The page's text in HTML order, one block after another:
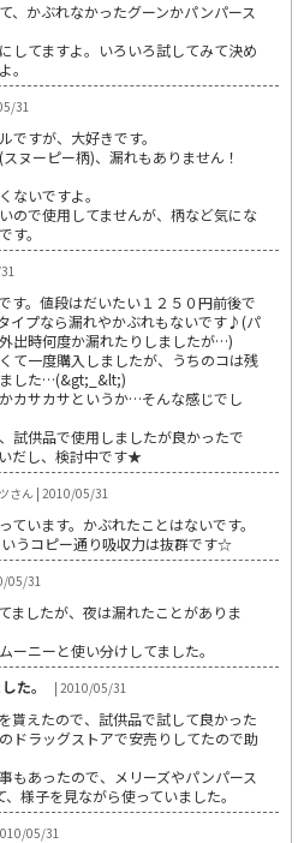
、かぶれなかったグーンかパンパース
してますよ。いろいろ試してみて決め
。
31
ですが、大好きです。
ヌーピー柄)、漏れもありません！
ないですよ。
ので使用してませんが、柄など気にな
す。
す。値段はだいたい１２５０円前後で
イプなら漏れやかぶれもないです♪(パ
出時何度か漏れたりしましたが…)
て一度購入しましたが、うちのコは残
した…(&gt;_&lt;)
カサカサというか…そんな感じでし
試供品で使用しましたが良かったで
だし、検討中です★
さん | 2010/05/31
ています。かぶれたことはないです。
うコピー通り吸収力は抜群です☆
05/31
ましたが、夜は漏れたことがありま
ーニーと使い分けしてました。
た。
| 2010/05/31
貰えたので、試供品で試して良かった
ドラッグストアで安売りしてたので助
もあったので、メリーズやパンパース
様子を見ながら使っていました。
05/31